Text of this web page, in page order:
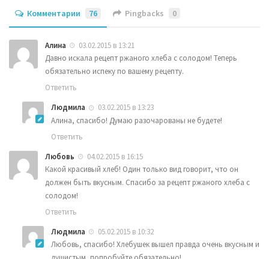
Комментарии 76 Pingbacks 0
Алина
03.02.2015 в 13:21
Давно искала рецепт ржаного хлеба с солодом! Теперь
обязательно испеку по вашему рецепту.
Ответить
Людмила
03.02.2015 в 13:23
Алина, спасибо! Думаю разочарованы не будете!
Ответить
Любовь
04.02.2015 в 16:15
Какой красивый хлеб! Один только вид говорит, что он
должен быть вкусным. Спасибо за рецепт ржаного хлеба с
солодом!
Ответить
Людмила
05.02.2015 в 10:32
Любовь, спасибо! Хлебушек вышел правда очень вкусным и